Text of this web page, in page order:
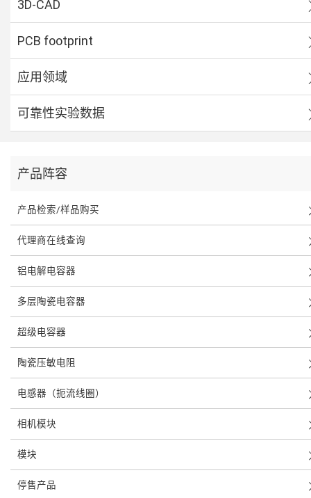
3D-CAD
PCB footprint
应用领域
可靠性实验数据
产品阵容
产品检索/样品购买
代理商在线查询
铝电解电容器
多层陶瓷电容器
超级电容器
陶瓷压敏电阻
电感器（扼流线圈）
相机模块
模块
停售产品